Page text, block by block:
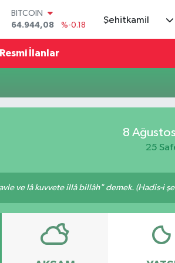
BITCOIN
64.944,08
%-0.18
DOLAR
47,7436
64,4811
%0.38
GRAM ALTIN
Şehitkamil
Resmi İlanlar
8
25
ve lâ kuvvete illâ billâh" demek. (Hadis-i